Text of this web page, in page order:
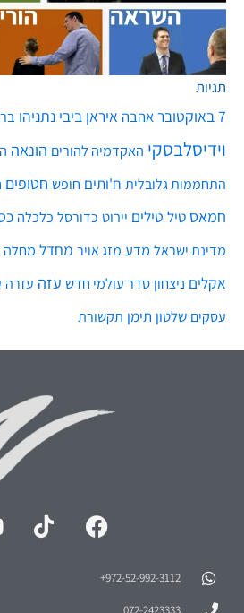
תגיות
7 באוקטובר אהבה איראן ביבי נתניהו
וידיסלבסקי האקדמיה להורים הונאה
התחממות גלובלית ח'ותים חופש חטופים
חמאס טיל טילים יירוט כדורסל כלכלה
מדינת ישראל מדע מזג אויר מחדל מחלה
אקלים ניצחון סדר עולמי חדש עזה עזרה
עסקים שלטון תימן תקשורת
972-52-992-3112⁩+
072-2423333